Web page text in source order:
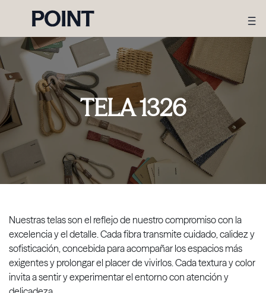
TELA 1326
Nuestras telas son el reflejo de nuestro compromiso con la
excelencia y el detalle. Cada fibra transmite cuidado, calidez y
sofisticación, concebida para acompañar los espacios más
exigentes y prolongar el placer de vivirlos. Cada textura y color
invita a sentir y experimentar el entorno con atención y